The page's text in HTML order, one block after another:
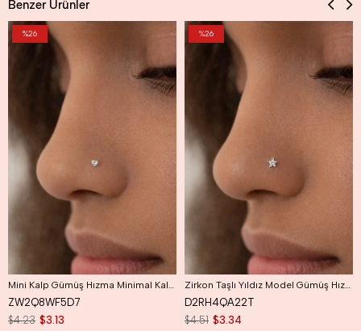
Benzer Ürünler
ZW2Q8WF5D7
$3.13
$4.23
%26
D2RH4QA22T
$3.34
$4.51
%26